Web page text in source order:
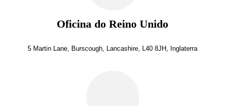
Oficina do Reino Unido
5 Martin Lane, Burscough, Lancashire, L40 8JH, Inglaterra